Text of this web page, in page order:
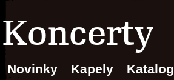
Koncerty
Novinky Kapely Katalog